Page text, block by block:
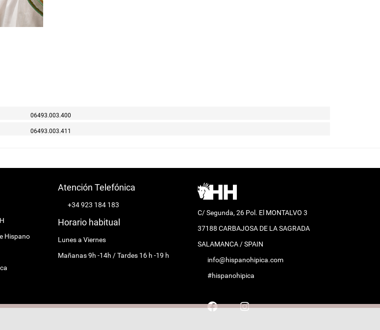
06493.003.400
06493.003.411
Hispano
Atención Telefónica
+34 923 184 183
Horario habitual
Lunes a Viernes
Mañanas 9h -14h / Tardes 16 h -19 h
C/ Segunda, 26 Pol. El MONTALVO 3
37188 CARBAJOSA DE LA SAGRADA
SALAMANCA / SPAIN
info@hispanohipica.com
#hispanohipica